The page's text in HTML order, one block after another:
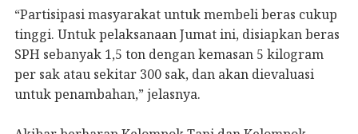
“Partisipasi masyarakat untuk membeli beras cukup
tinggi. Untuk pelaksanaan Jumat ini, disiapkan beras
SPH sebanyak 1,5 ton dengan kemasan 5 kilogram
per sak atau sekitar 300 sak, dan akan dievaluasi
untuk penambahan,” jelasnya.